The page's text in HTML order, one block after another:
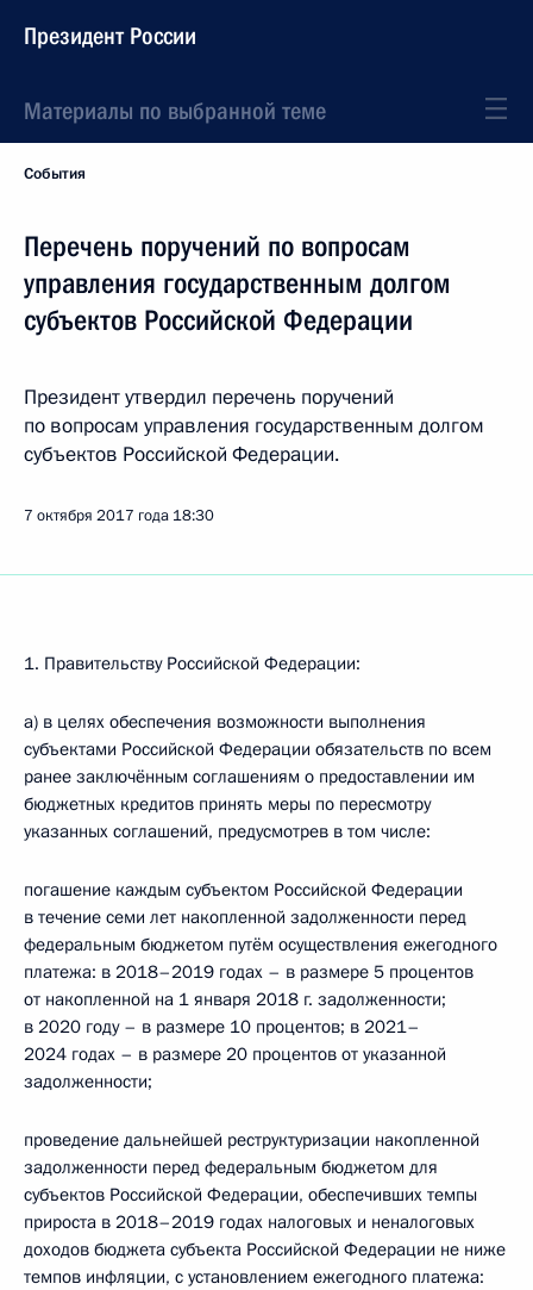
Президент России
Материалы по выбранной теме
События
Перечень поручений по вопросам
управления государственным долгом
субъектов Российской Федерации
Президент утвердил перечень поручений
по вопросам управления государственным долгом
субъектов Российской Федерации.
7 октября 2017 года 18:30
1. Правительству Российской Федерации:
а) в целях обеспечения возможности выполнения
субъектами Российской Федерации обязательств по всем
ранее заключённым соглашениям о предоставлении им
бюджетных кредитов принять меры по пересмотру
указанных соглашений, предусмотрев в том числе:
погашение каждым субъектом Российской Федерации
в течение семи лет накопленной задолженности перед
федеральным бюджетом путём осуществления ежегодного
платежа: в 2018–2019 годах – в размере 5 процентов
от накопленной на 1 января 2018 г. задолженности;
в 2020 году – в размере 10 процентов; в 2021–
2024 годах – в размере 20 процентов от указанной
задолженности;
проведение дальнейшей реструктуризации накопленной
задолженности перед федеральным бюджетом для
субъектов Российской Федерации, обеспечивших темпы
прироста в 2018–2019 годах налоговых и неналоговых
доходов бюджета субъекта Российской Федерации не ниже
темпов инфляции, с установлением ежегодного платежа: